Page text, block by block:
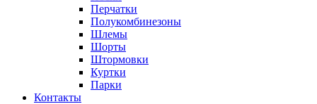
Перчатки
Полукомбинезоны
Шлемы
Шорты
Штормовки
Куртки
Парки
Контакты